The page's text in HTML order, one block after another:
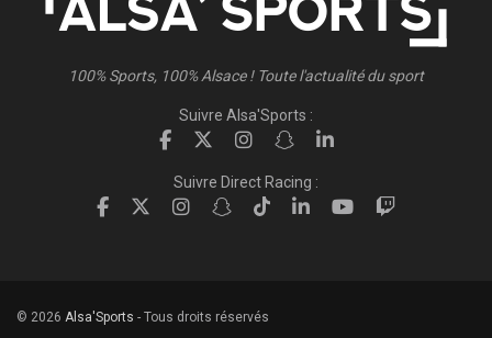
100% Sports, 100% Alsace ! Toute l'actualité du sport
Suivre Alsa'Sports :
Suivre Direct Racing :
© 2026 Alsa'Sports - Tous droits réservés